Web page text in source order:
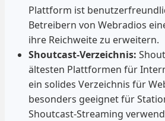
Plattform ist
Betreibern von Webradios
ihre Reichweite zu erweitern.
Shoutcast-Verzeichnis:
ältesten Plattformen für
ein solides Verzeichnis für
besonders geeignet für
Shoutcast-Streaming